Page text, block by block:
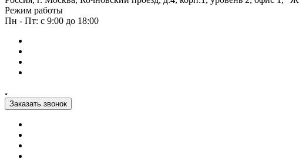
Режим работы
Пн - Пт: с 9:00 до 18:00
Заказать звонок